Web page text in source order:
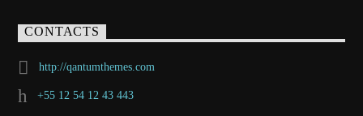
CONTACTS
http://qantumthemes.com
+55 12 54 12 43 443